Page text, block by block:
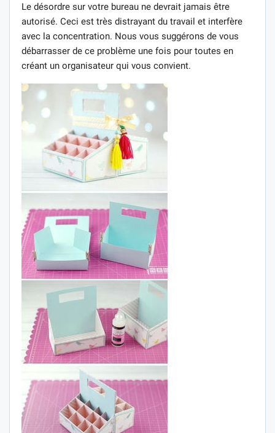
Le désordre sur votre bureau ne devrait jamais être
autorisé. Ceci est très distrayant du travail et interfère
avec la concentration. Nous vous suggérons de vous
débarrasser de ce problème une fois pour toutes en
créant un organisateur qui vous convient.